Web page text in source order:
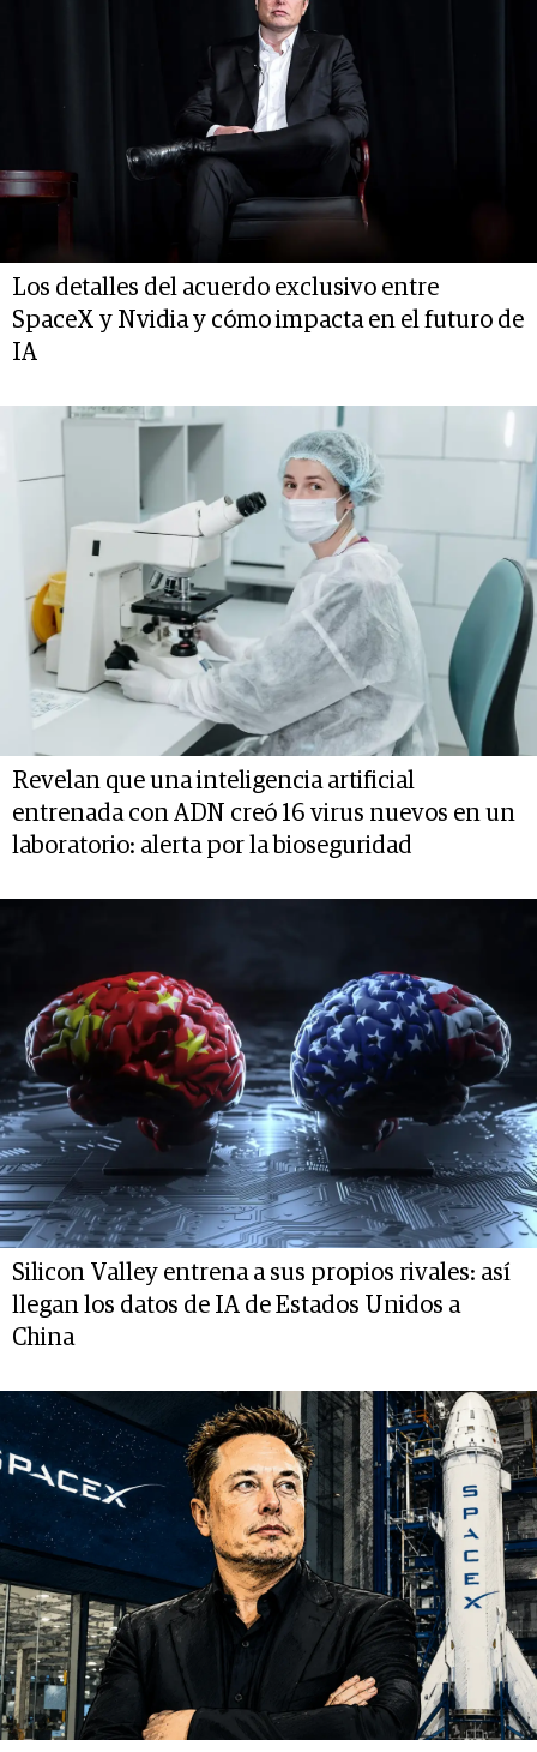
Los detalles del acuerdo exclusivo entre
SpaceX y Nvidia y cómo impacta en el futuro de
IA
Revelan que una inteligencia artificial
entrenada con ADN creó 16 virus nuevos en un
laboratorio: alerta por la bioseguridad
Silicon Valley entrena a sus propios rivales: así
llegan los datos de IA de Estados Unidos a
China